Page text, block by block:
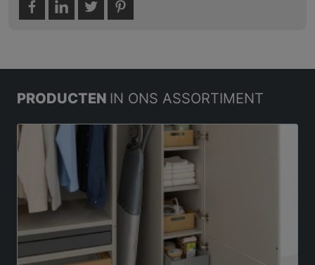
PRODUCTEN IN ONS ASSORTIMENT